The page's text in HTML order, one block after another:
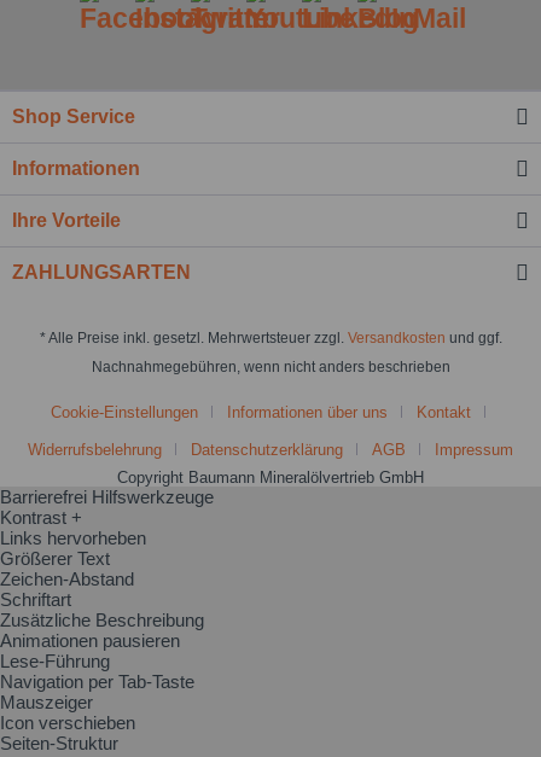
Shop Service
Informationen
Ihre Vorteile
ZAHLUNGSARTEN
* Alle Preise inkl. gesetzl. Mehrwertsteuer zzgl. Versandkosten und ggf.
Nachnahmegebühren, wenn nicht anders beschrieben
Cookie-Einstellungen Informationen über uns Kontakt
Widerrufsbelehrung Datenschutzerklärung AGB
Impressum
Copyright Baumann Mineralölvertrieb GmbH
Barrierefrei Hilfswerkzeuge
Kontrast +
Links hervorheben
Größerer Text
Zeichen-Abstand
Schriftart
Zusätzliche Beschreibung
Animationen pausieren
Lese-Führung
Navigation per Tab-Taste
Mauszeiger
Icon verschieben
Seiten-Struktur